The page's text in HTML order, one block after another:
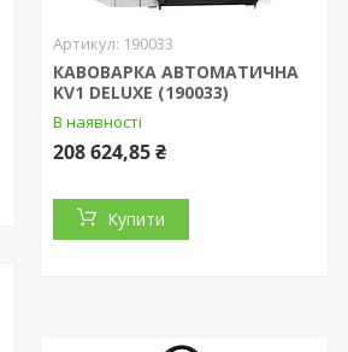
190033
КАВОВАРКА АВТОМАТИЧНА
KV1 DELUXE (190033)
В наявності
208 624,85 ₴
Купити